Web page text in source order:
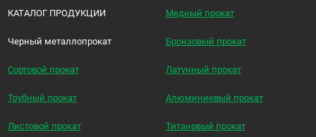
КАТАЛОГ ПРОДУКЦИИ
Черный металлопрокат
Сортовой прокат
Трубный прокат
Листовой прокат
Медный прокат
Бронзовый прокат
Латунный прокат
Алюминиевый прокат
Титановый прокат